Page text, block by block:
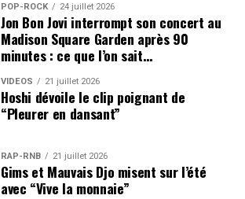
POP-ROCK 24 juillet 2026
Jon Bon Jovi interrompt son concert au
Madison Square Garden après 90
minutes : ce que l’on sait…
VIDEOS 21 juillet 2026
Hoshi dévoile le clip poignant de
“Pleurer en dansant”
RAP-RNB 21 juillet 2026
Gims et Mauvais Djo misent sur l’été
avec “Vive la monnaie”